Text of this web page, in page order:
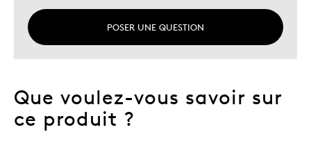
POSER UNE QUESTION
Que voulez-vous savoir sur
ce produit ?